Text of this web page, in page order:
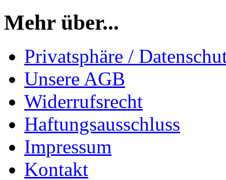
Mehr über...
Privatsphäre /
Unsere AGB
Widerrufsrecht
Haftungsausschluss
Impressum
Kontakt